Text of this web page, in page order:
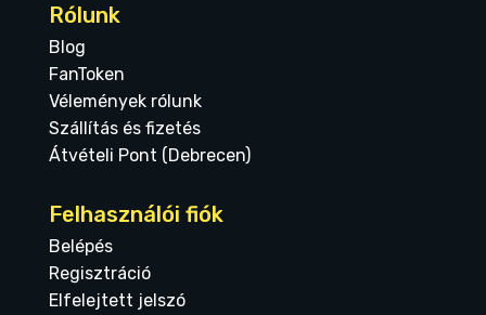
Rólunk
Blog
FanToken
Vélemények rólunk
Szállítás és fizetés
Átvételi Pont (Debrecen)
Felhasználói fiók
Belépés
Regisztráció
Elfelejtett jelszó